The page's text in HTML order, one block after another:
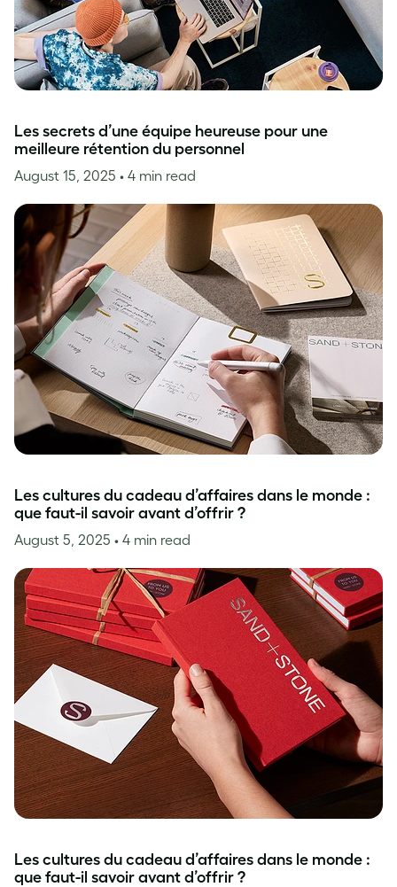
Les secrets d’une équipe heureuse pour une
meilleure rétention du personnel
August 15, 2025 • 4 min read
Les cultures du cadeau d’affaires dans le monde :
que faut-il savoir avant d’offrir ?
August 5, 2025 • 4 min read
Les cultures du cadeau d’affaires dans le monde :
que faut-il savoir avant d’offrir ?